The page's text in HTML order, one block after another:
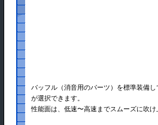
バッフル（消音用のパーツ）を標準装備
が選択できます。
性能面は、低速〜高速までスムーズに吹